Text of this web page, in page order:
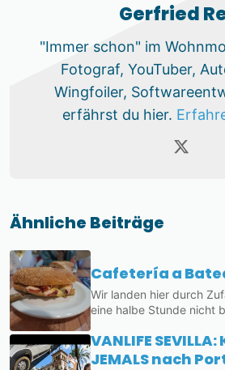
Gerfried
"Immer schon" im
Fotograf, YouTuber,
Wingfoiler,
erfährst du hier.
Ähnliche Beiträge
Cafetería a
Wir landen hier durch
eine halbe Stunde nicht
VANLIFE
JEMALS nach